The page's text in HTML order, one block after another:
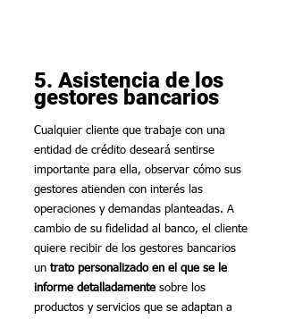
5. Asistencia de los
gestores bancarios
Cualquier cliente que trabaje con una
entidad de crédito deseará sentirse
importante para ella, observar cómo sus
gestores atienden con interés las
operaciones y demandas planteadas. A
cambio de su fidelidad al banco, el cliente
quiere recibir de los gestores bancarios
un trato personalizado en el que se le
informe detalladamente sobre los
productos y servicios que se adaptan a